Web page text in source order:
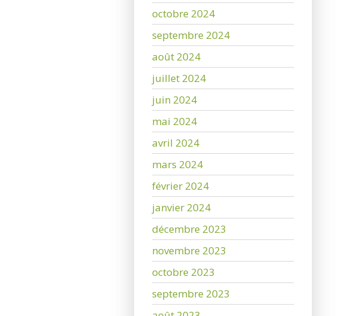
octobre 2024
septembre 2024
août 2024
juillet 2024
juin 2024
mai 2024
avril 2024
mars 2024
février 2024
janvier 2024
décembre 2023
novembre 2023
octobre 2023
septembre 2023